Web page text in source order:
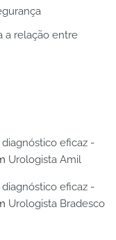
a relação entre
diagnóstico eficaz -
Urologista Amil
diagnóstico eficaz -
Urologista Bradesco